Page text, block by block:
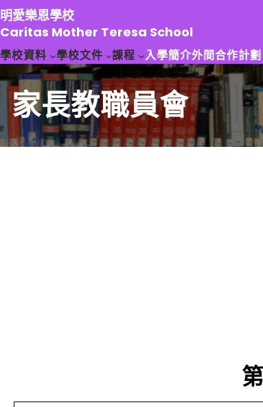
跳
至
主
要
容
明愛樂恩學校
Caritas Mother Teresa School
學校資料 學校文件 課程 入學簡介外間合作計劃
家長教職員會